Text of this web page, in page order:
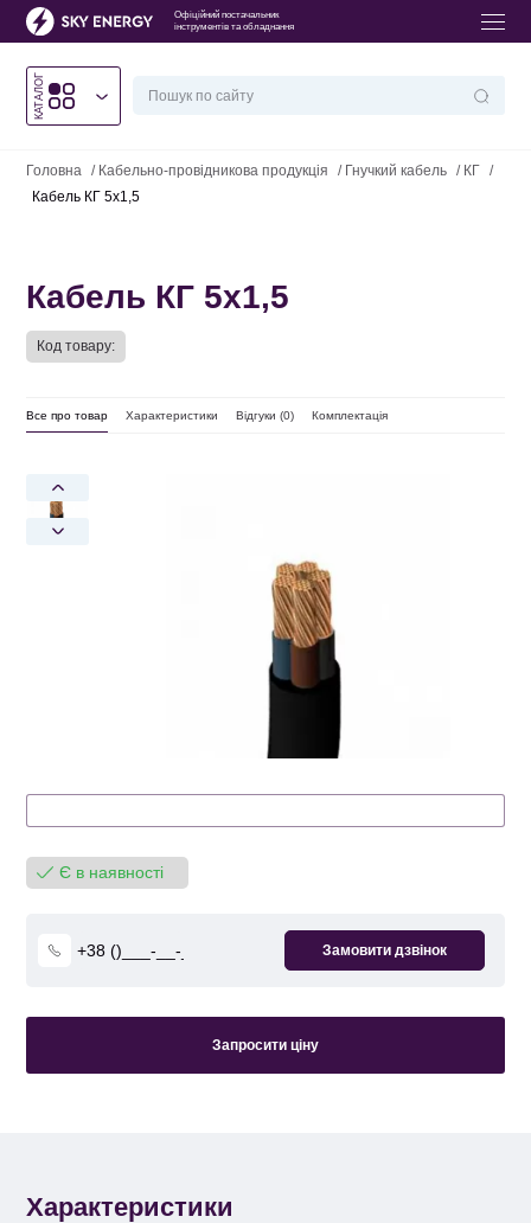
Офіційний постачальник
інструментів та обладнання
КАТАЛОГ
Головна / Кабельно-провідникова продукція / Гнучкий кабель / КГ /
Кабель КГ 5х1,5
Кабель КГ 5х1,5
Код товару:
Все про товар Характеристики Відгуки (0) Комплектація
Є в наявності
Запросити ціну
Характеристики